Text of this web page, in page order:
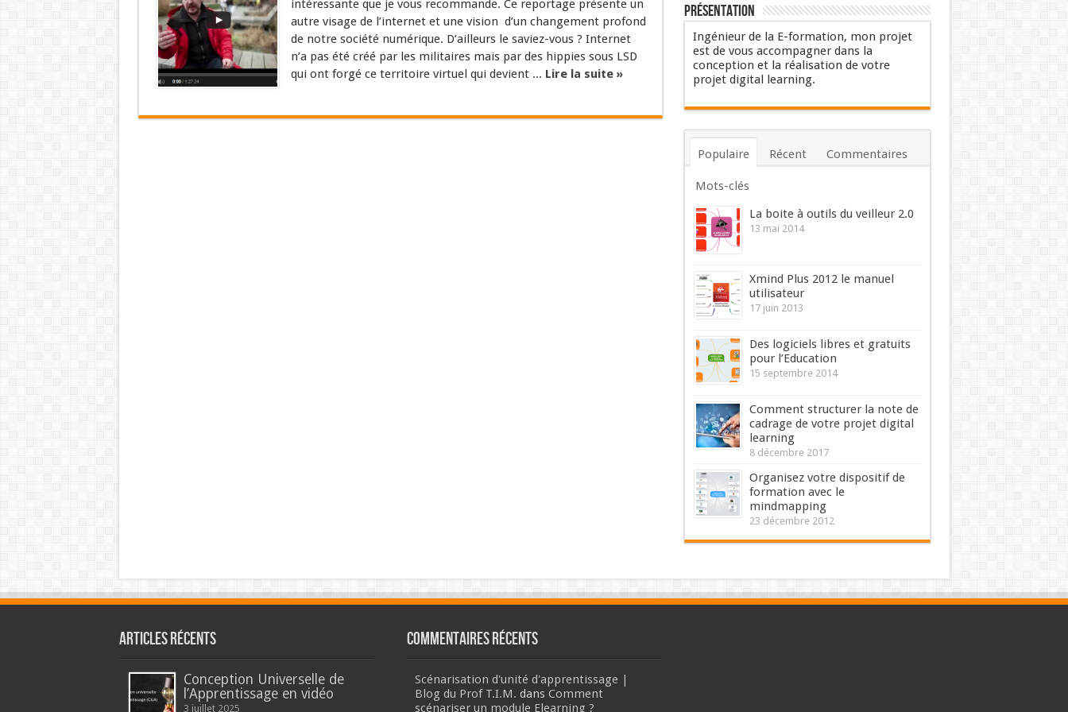
intéressante que je vous recommande. Ce reportage présente un
autre visage de l’internet et une vision d’un changement profond
de notre société numérique. D’ailleurs le saviez-vous ? Internet
n’a pas été créé par les militaires mais par des hippies sous LSD
qui ont forgé ce territoire virtuel qui devient ... Lire la suite »
Présentation
Ingénieur de la E-formation, mon projet
est de vous accompagner dans la
conception et la réalisation de votre
projet digital learning.
Populaire Récent Commentaires
Mots-clés
La boite à outils du veilleur 2.0
13 mai 2014
Xmind Plus 2012 le manuel
utilisateur
17 juin 2013
Des logiciels libres et gratuits
pour l’Education
15 septembre 2014
Comment structurer la note de
cadrage de votre projet digital
learning
8 décembre 2017
Organisez votre dispositif de
formation avec le
mindmapping
23 décembre 2012
Articles récents
Conception Universelle de
l’Apprentissage en vidéo
3 juillet 2025
Commentaires récents
Scénarisation d'unité d'apprentissage |
Blog du Prof T.I.M. dans Comment
scénariser un module Elearning ?